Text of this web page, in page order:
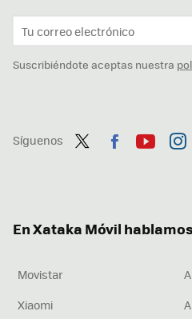
Suscribiéndote aceptas nuestra
Síguenos
En Xataka Móvil
Movistar
Xiaomi